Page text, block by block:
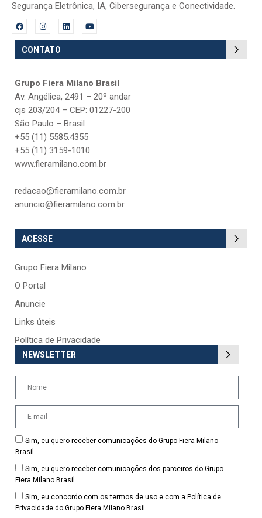
Segurança Eletrônica, IA, Cibersegurança e Conectividade.
CONTATO
Grupo Fiera Milano Brasil
Av. Angélica, 2491 – 20º andar
cjs 203/204 – CEP: 01227-200
São Paulo – Brasil
+55 (11) 5585.4355
+55 (11) 3159-1010
www.fieramilano.com.br
redacao@fieramilano.com.br
anuncio@fieramilano.com.br
ACESSE
Grupo Fiera Milano
O Portal
Anuncie
Links úteis
Política de Privacidade
NEWSLETTER
Sim, eu quero receber comunicações do Grupo Fiera Milano
Brasil.
Sim, eu quero receber comunicações dos parceiros do Grupo
Fiera Milano Brasil.
Sim, eu concordo com os termos de uso e com a Política de
Privacidade do Grupo Fiera Milano Brasil.